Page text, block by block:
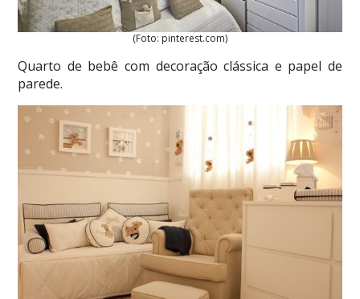
(Foto: pinterest.com)
Quarto de bebê com decoração clássica e papel de
parede.